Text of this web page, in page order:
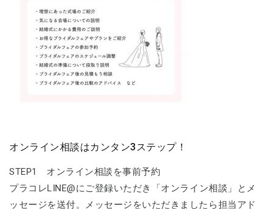
オンライン相談はカンタン3ステップ！
STEP1 オンライン相談を事前予約
プラコレLINE@にご登録いただき「オンライン相談」とメ
ッセージを送付。メッセージをいただきましたら担当アド